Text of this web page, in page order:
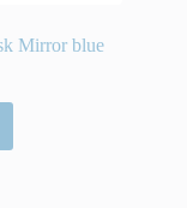
Mirror blue